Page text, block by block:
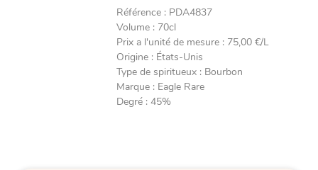
Référence : PDA4837
Volume : 70cl
Prix a l'unité de mesure : 75,00 €/L
Origine : États-Unis
Type de spiritueux : Bourbon
Marque : Eagle Rare
Degré :45%